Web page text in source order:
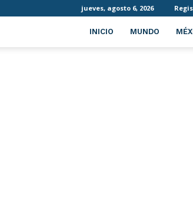
jueves, agosto 6, 2026
INICIO MUNDO